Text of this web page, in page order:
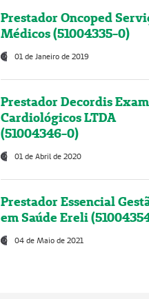
Prestador Oncoped
Médicos (51004335-0)
01 de Janeiro de 2019
Prestador Decordis
Cardiológicos LTDA
(51004346-0)
01 de Abril de 2020
Prestador Essencial
em Saúde Ereli
04 de Maio de 2021